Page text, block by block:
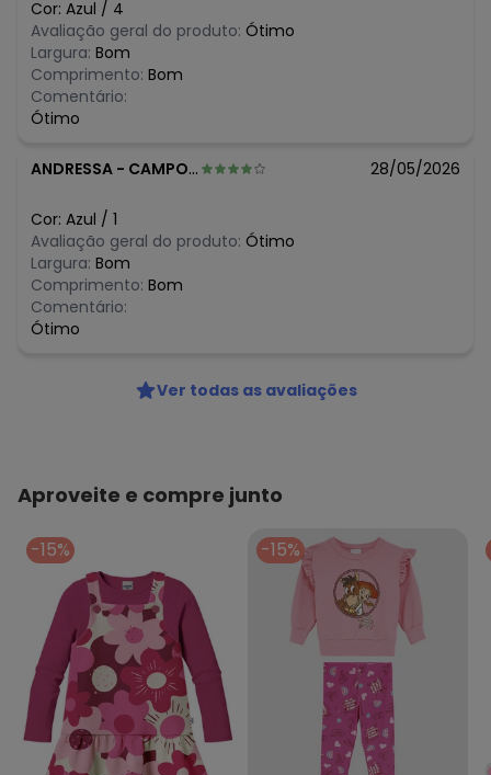
abril/2026
março/2026
fevereiro/2026
Cor: Azul / 4
Avaliação geral do produto: Ótimo
Largura: Bom
Comprimento: Bom
Comentário:
Ótimo
ANDRESSA - CAMPO GRANDE - MS 28/05/2026
Cor: Azul / 1
Avaliação geral do produto: Ótimo
Largura: Bom
Comprimento: Bom
Comentário:
Ótimo
Ver todas as avaliações
Aproveite e compre junto
-15% -15%